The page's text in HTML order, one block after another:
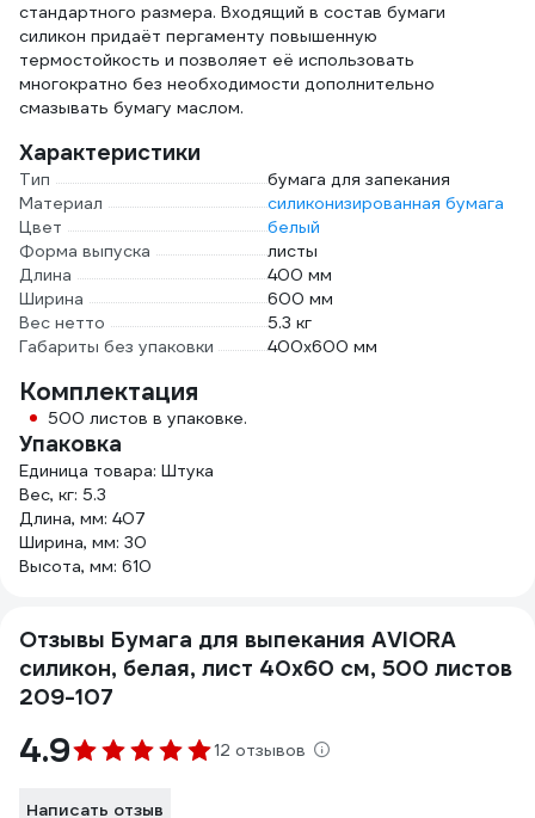
стандартного размера. Входящий в состав бумаги
силикон придаёт пергаменту повышенную
термостойкость и позволяет её использовать
многократно без необходимости дополнительно
смазывать бумагу маслом.
Характеристики
Тип
бумага для запекания
Материал
силиконизированная бумага
Цвет
белый
Форма выпуска
листы
Длина
400 мм
Ширина
600 мм
Вес нетто
5.3 кг
Габариты без упаковки
400х600 мм
Комплектация
500 листов в упаковке.
Упаковка
Единица товара: Штука
Вес, кг: 5.3
Длина, мм: 407
Ширина, мм: 30
Высота, мм: 610
Отзывы Бумага для выпекания AVIORA
силикон, белая, лист 40х60 см, 500 листов
209-107
4.9 12 отзывов
Написать отзыв